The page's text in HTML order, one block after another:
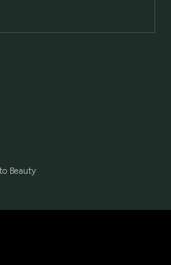
Beauty